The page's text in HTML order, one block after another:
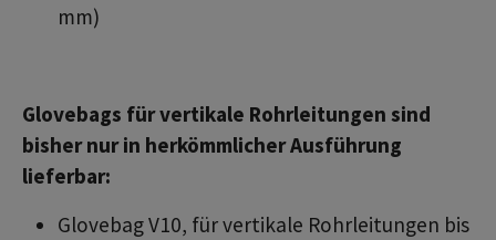
mm)
Glovebags für vertikale Rohrleitungen sind
bisher nur in herkömmlicher Ausführung
lieferbar:
Glovebag V10, für vertikale Rohrleitungen bis